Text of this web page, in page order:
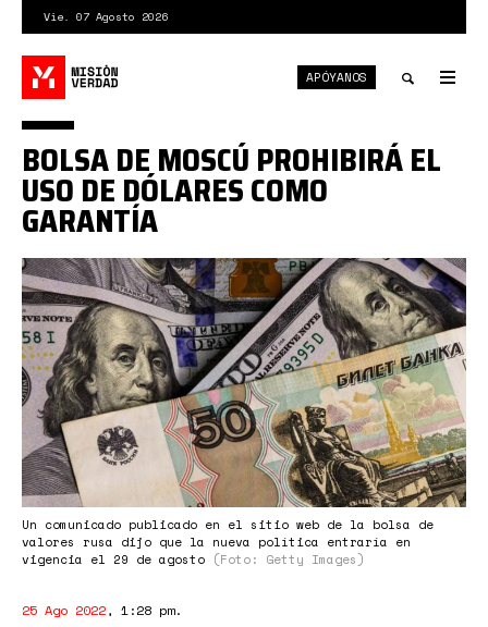
contenido
principal
Vie. 07 Agosto 2026
search
APÓYANOS
5KBKHTWGMVKTTPITO65HH3Y2YY.jpg
Un comunicado publicado en el sitio web de la bolsa de
valores rusa dijo que la nueva política entraría en
vigencia el 29 de agosto (Foto: Getty Images)
BOLSA DE MOSCÚ PROHIBIRÁ EL
USO DE DÓLARES COMO
GARANTÍA
25 Ago 2022, 1:28 pm.